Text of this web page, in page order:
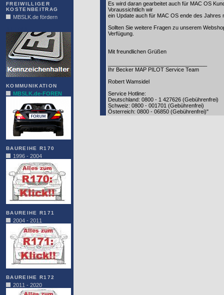
FREIWILLIGER
KOSTENBEITRAG
MBSLK.de fördern
KOMMUNIKATION
MBSLK.de-FOREN
BAUREIHE R170
1996 - 2004
BAUREIHE R171
2004 - 2011
BAUREIHE R172
2011 - 2020
Es wird daran gearbeitet auch für MAC OS
Voraussichtlich wir
ein Update auch für MAC OS ende des Jahres
Sollten Sie weitere Fragen zu unserem
Verfügung.
Mit freundlichen Grüßen
Ihr Becker MAP PILOT Service Team
Robert Wamsidel
Service Hotline:
Deutschland: 0800 - 1 427626 (Gebührenfrei)
Schweiz: 0800 - 001701 (Gebührenfrei)
Österreich: 0800 - 06850 (Gebührenfrei)"